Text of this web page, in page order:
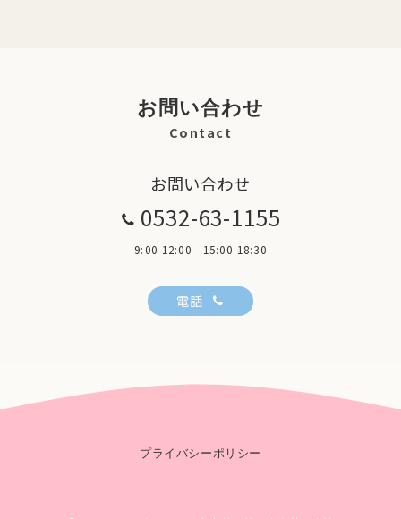
お問い合わせ
Contact
お問い合わせ
0532-63-1155
9:00-12:00 15:00-18:30
電話
プライバシーポリシー